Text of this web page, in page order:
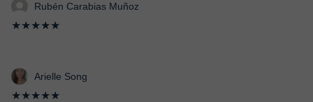
Rubén Carabias Muñoz
★★★★★
Arielle Song
★★★★★